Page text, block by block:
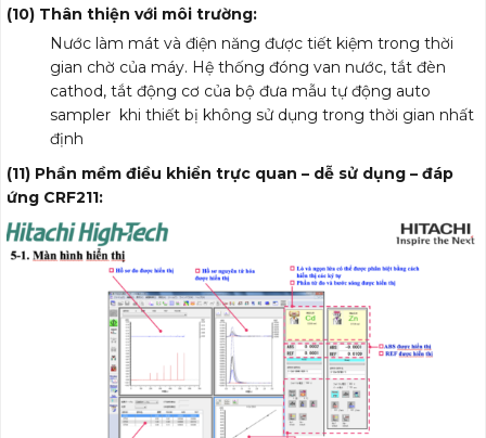
(10) Thân thiện với môi trường:
Nước làm mát và điện năng được tiết kiệm trong thời
gian chờ của máy. Hệ thống đóng van nước, tắt đèn
cathod, tắt động cơ của bộ đưa mẫu tự động auto
sampler khi thiết bị không sử dụng trong thời gian nhất
định
(11) Phần mềm điều khiển trực quan – dễ sử dụng – đáp
ứng CRF211: